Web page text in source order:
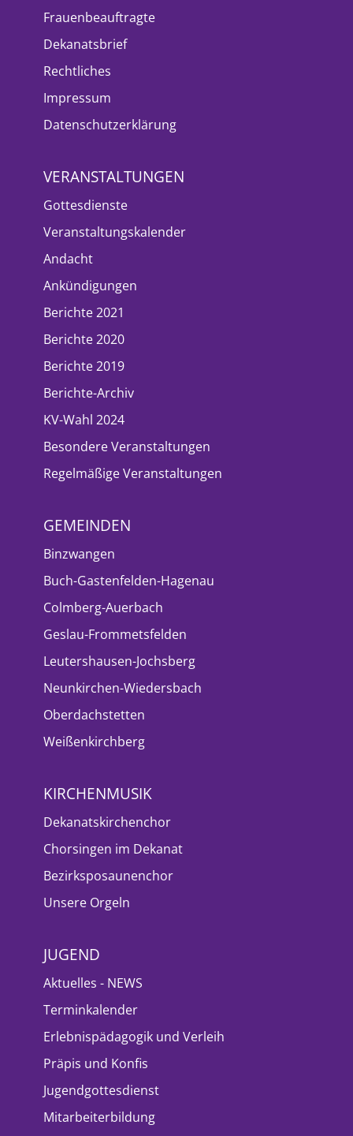
Frauenbeauftragte
Dekanatsbrief
Rechtliches
Impressum
Datenschutzerklärung
VERANSTALTUNGEN
Gottesdienste
Veranstaltungskalender
Andacht
Ankündigungen
Berichte 2021
Berichte 2020
Berichte 2019
Berichte-Archiv
KV-Wahl 2024
Besondere Veranstaltungen
Regelmäßige Veranstaltungen
GEMEINDEN
Binzwangen
Buch-Gastenfelden-Hagenau
Colmberg-Auerbach
Geslau-Frommetsfelden
Leutershausen-Jochsberg
Neunkirchen-Wiedersbach
Oberdachstetten
Weißenkirchberg
KIRCHENMUSIK
Dekanatskirchenchor
Chorsingen im Dekanat
Bezirksposaunenchor
Unsere Orgeln
JUGEND
Aktuelles - NEWS
Terminkalender
Erlebnispädagogik und Verleih
Präpis und Konfis
Jugendgottesdienst
Mitarbeiterbildung